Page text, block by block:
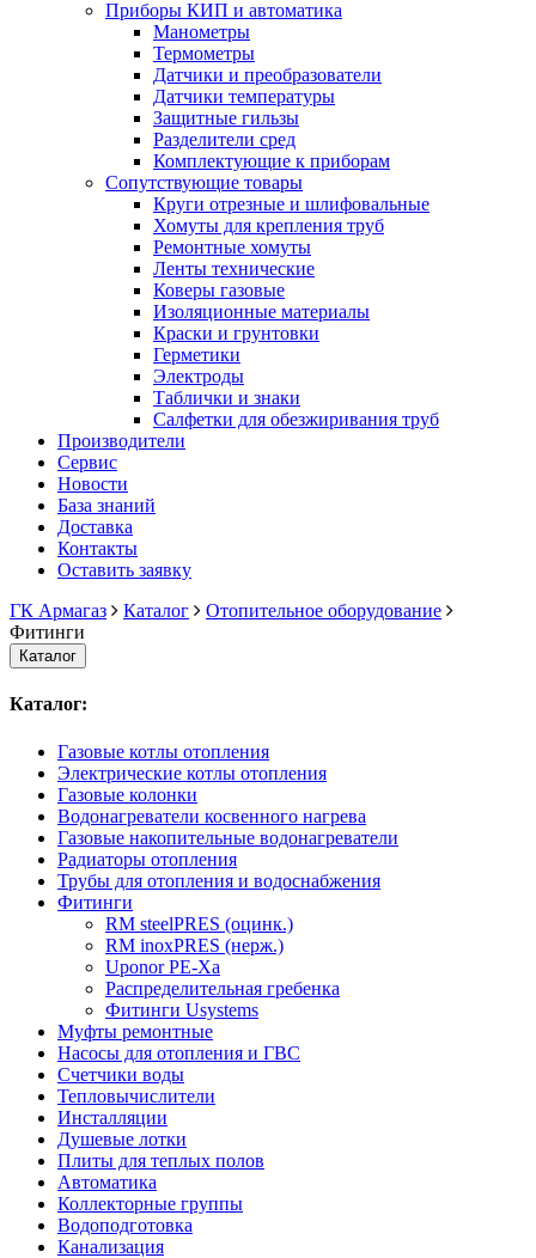
Приборы КИП и автоматика
Манометры
Термометры
Датчики и преобразователи
Датчики температуры
Защитные гильзы
Разделители сред
Комплектующие к приборам
Сопутствующие товары
Круги отрезные и шлифовальные
Хомуты для крепления труб
Ремонтные хомуты
Ленты технические
Коверы газовые
Изоляционные материалы
Краски и грунтовки
Герметики
Электроды
Таблички и знаки
Салфетки для обезжиривания труб
Производители
Сервис
Новости
База знаний
Доставка
Контакты
Оставить заявку
ГК Армагаз
Каталог
Отопительное оборудование
Фитинги
Каталог
Каталог:
Газовые котлы отопления
Электрические котлы отопления
Газовые колонки
Водонагреватели косвенного нагрева
Газовые накопительные водонагреватели
Радиаторы отопления
Трубы для отопления и водоснабжения
Фитинги
RM steelPRES (оцинк.)
RM inoxPRES (нерж.)
Uponor PE-Xa
Распределительная гребенка
Фитинги Usystems
Муфты ремонтные
Насосы для отопления и ГВС
Счетчики воды
Тепловычислители
Инсталляции
Душевые лотки
Плиты для теплых полов
Автоматика
Коллекторные группы
Водоподготовка
Канализация